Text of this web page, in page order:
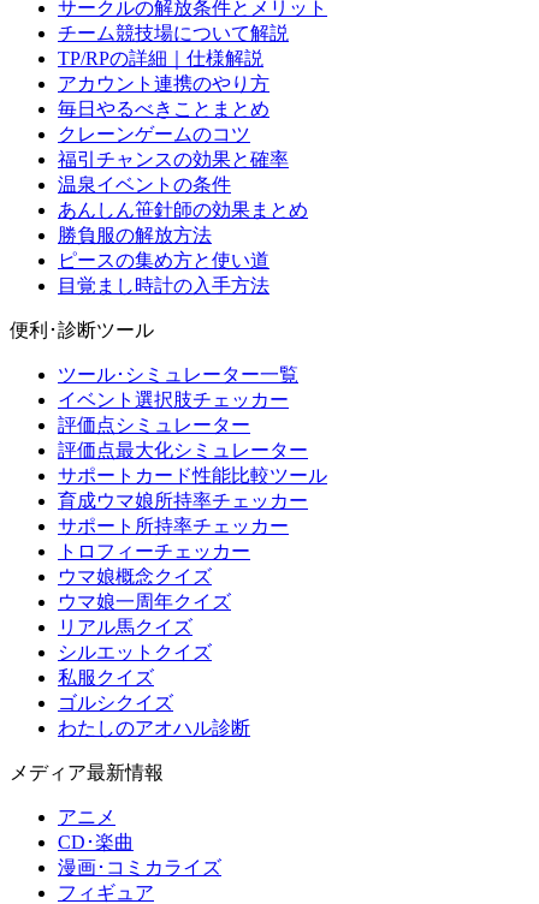
サークルの解放条件とメリット
チーム競技場について解説
TP/RPの詳細｜仕様解説
アカウント連携のやり方
毎日やるべきことまとめ
クレーンゲームのコツ
福引チャンスの効果と確率
温泉イベントの条件
あんしん笹針師の効果まとめ
勝負服の解放方法
ピースの集め方と使い道
目覚まし時計の入手方法
便利･診断ツール
ツール･シミュレーター一覧
イベント選択肢チェッカー
評価点シミュレーター
評価点最大化シミュレーター
サポートカード性能比較ツール
育成ウマ娘所持率チェッカー
サポート所持率チェッカー
トロフィーチェッカー
ウマ娘概念クイズ
ウマ娘一周年クイズ
リアル馬クイズ
シルエットクイズ
私服クイズ
ゴルシクイズ
わたしのアオハル診断
メディア最新情報
アニメ
CD･楽曲
漫画･コミカライズ
フィギュア